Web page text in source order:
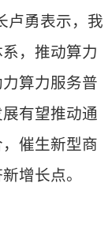
卢勇表示，我
，推动算力
算力服务普
有望推动通
催生新型商
增长点。